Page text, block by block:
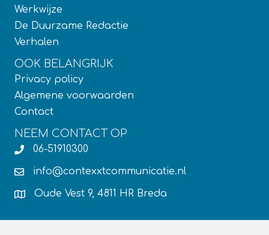
Werkwijze
De Duurzame Redactie
Verhalen
OOK BELANGRIJK
Privacy policy
Algemene voorwaarden
Contact
NEEM CONTACT OP
06-51910300
info@contexxtcommunicatie.nl
Oude Vest 9, 4811 HR Breda